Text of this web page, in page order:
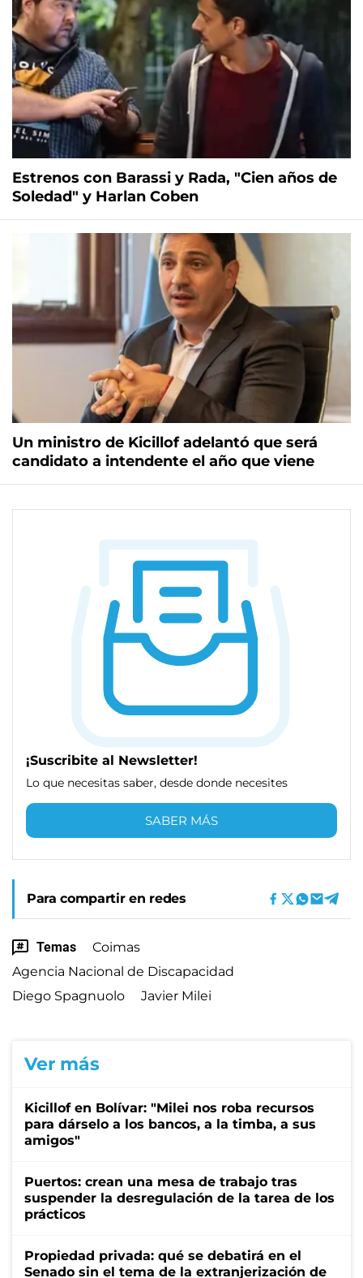
Estrenos con Barassi y Rada, "Cien años de
Soledad" y Harlan Coben
Un ministro de Kicillof adelantó que será
candidato a intendente el año que viene
¡Suscribite al Newsletter!
Lo que necesitas saber, desde donde necesites
SABER MÁS
Para compartir en redes
Temas
Coimas
Agencia Nacional de Discapacidad
Diego Spagnuolo
Javier Milei
Ver más
Kicillof en Bolívar: "Milei nos roba recursos
para dárselo a los bancos, a la timba, a sus
amigos"
Puertos: crean una mesa de trabajo tras
suspender la desregulación de la tarea de los
prácticos
Propiedad privada: qué se debatirá en el
Senado sin el tema de la extranjerización de